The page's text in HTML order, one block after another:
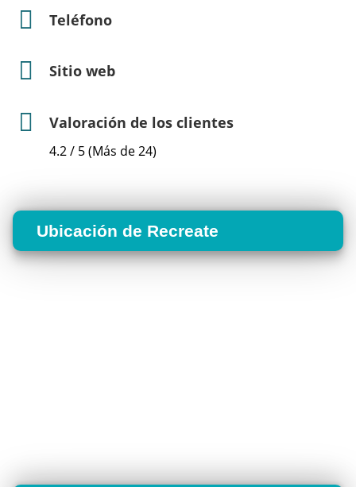
Teléfono
Sitio web
Valoración de los clientes
4.2 / 5 (Más de 24)
Ubicación de Recreate